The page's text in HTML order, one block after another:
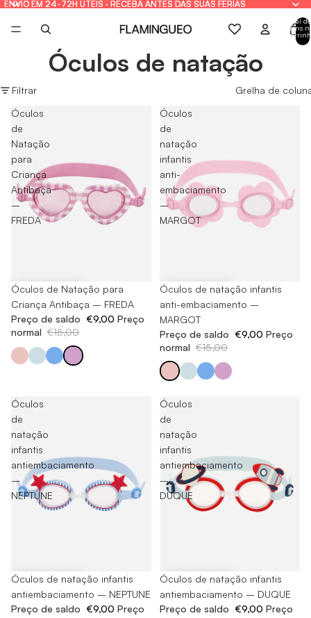
ENVIO EM 24-72H ÚTEIS · RECEBA ANTES DAS SUAS FÉRIAS
ENVIO EM 24-72H ÚTEIS · RECEBA ANTES DAS SUAS FÉRIAS
Total de
itens
Óculos de natação
Filtrar
Grelha de
Óculos
de
Natação
para
Criança
Antibaça
–
FREDA
-40%
Óculos de Natação para
Criança Antibaça – FREDA
Preço de saldo €9,00 Preço
normal €15,00
Óculos
de
natação
infantis
anti-
embaciamento
–
MARGOT
-40%
Óculos de natação infantis
anti-embaciamento –
MARGOT
Preço de saldo €9,00 Preço
normal €15,00
Óculos
de
natação
infantis
antiembaciamento
–
NEPTUNE
-40%
Óculos de natação infantis
antiembaciamento – NEPTUNE
Preço de saldo €9,00 Preço
Óculos
de
natação
infantis
antiembaciamento
–
DUQUE
-40%
Óculos de natação infantis
antiembaciamento – DUQUE
Preço de saldo €9,00 Preço